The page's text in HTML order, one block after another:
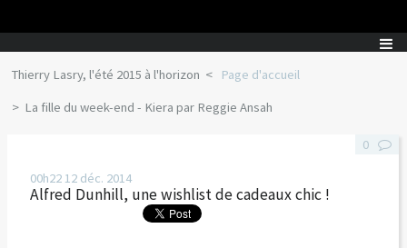
Thierry Lasry, l'été 2015 à l'horizon
Page d'accueil
La fille du week-end - Kiera par Reggie Ansah
00h22 12 déc. 2014
Alfred Dunhill, une wishlist de cadeaux chic !
0